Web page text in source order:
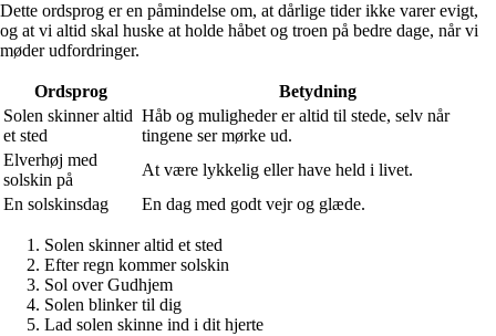
Dette ordsprog er en påmindelse om, at dårlige tider ikke varer evigt,
og at vi altid skal huske at holde håbet og troen på bedre dage, når vi
møder udfordringer.
Ordsprog
Betydning
Solen skinner altid
et sted
Håb og muligheder er altid til stede, selv når
tingene ser mørke ud.
Elverhøj med
solskin på
At være lykkelig eller have held i livet.
En solskinsdag
En dag med godt vejr og glæde.
Solen skinner altid et sted
Efter regn kommer solskin
Sol over Gudhjem
Solen blinker til dig
Lad solen skinne ind i dit hjerte